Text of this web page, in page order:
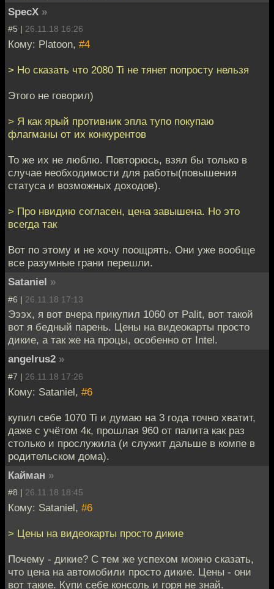
SpecX »
#5 | 26.11.18 16:26
Кому: Platoon, #4
> Но сказать что 2080 Ti не тянет попросту нельзя
Этого не говорил)
> Я как ярый противник эпла тупо покупаю
флагманы от их конкурентов
То же их не люблю. Повторюсь, взял бы только в
случае необходимости для работы(повышения
статуса и возможных доходов).
> Про нвидию согласен, цена завышена. Но это
всегда так
Вот по этому и не хочу поощрять. Они уже вообще
все разумные грани перешли.
Sataniel »
#6 | 26.11.18 17:13
Эээх, я вот вчера прикупил 1060 от Palit, вот такой
вот я бедный парень. Цены на видеокарты просто
дикие, а так же на процы, особенно от Intel.
angelrus2 »
#7 | 26.11.18 17:26
Кому: Sataniel, #6
купил себе 1070 Ti и думаю на 3 года точно хватит,
даже с учётом 4к, прошлая 960 от палита как раз
столько и прослужила (и служит дальше в компе в
родительском дома).
Кайман »
#8 | 26.11.18 18:45
Кому: Sataniel, #6
> Цены на видеокарты просто дикие
Почему - дикие? С тем же успехом можно сказать,
что цена на автомобили просто дикие. Цены - они
вот такие. Купи себе консоль и горя не знай.